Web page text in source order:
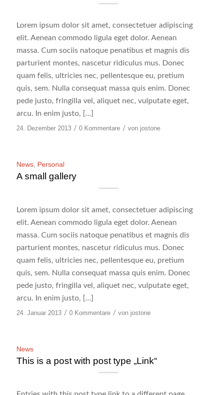
Lorem ipsum dolor sit amet, consectetuer adipiscing
elit. Aenean commodo ligula eget dolor. Aenean
massa. Cum sociis natoque penatibus et magnis dis
parturient montes, nascetur ridiculus mus. Donec
quam felis, ultricies nec, pellentesque eu, pretium
quis, sem. Nulla consequat massa quis enim. Donec
pede justo, fringilla vel, aliquet nec, vulputate eget,
arcu. In enim justo, […]
24. Dezember 2013 / 0 Kommentare / von jostone
News, Personal
A small gallery
Lorem ipsum dolor sit amet, consectetuer adipiscing
elit. Aenean commodo ligula eget dolor. Aenean
massa. Cum sociis natoque penatibus et magnis dis
parturient montes, nascetur ridiculus mus. Donec
quam felis, ultricies nec, pellentesque eu, pretium
quis, sem. Nulla consequat massa quis enim. Donec
pede justo, fringilla vel, aliquet nec, vulputate eget,
arcu. In enim justo, […]
24. Januar 2013 / 0 Kommentare / von jostone
News
This is a post with post type „Link“